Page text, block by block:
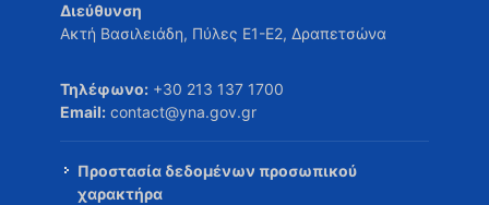
Διεύθυνση
Ακτή Βασιλειάδη, Πύλες Ε1-Ε2, Δραπετσώνα
Τηλέφωνο: +30 213 137 1700
Email: contact@yna.gov.gr
Προστασία δεδομένων προσωπικού
χαρακτήρα